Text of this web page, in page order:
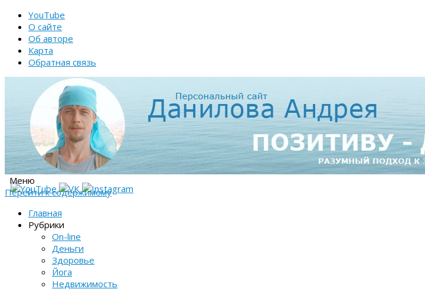
YouTube
О сайте
Об авторе
Карта
Обратная связь
Меню
Перейти к содержимому
Главная
Рубрики
On-line
Деньги
Здоровье
Йога
Недвижимость